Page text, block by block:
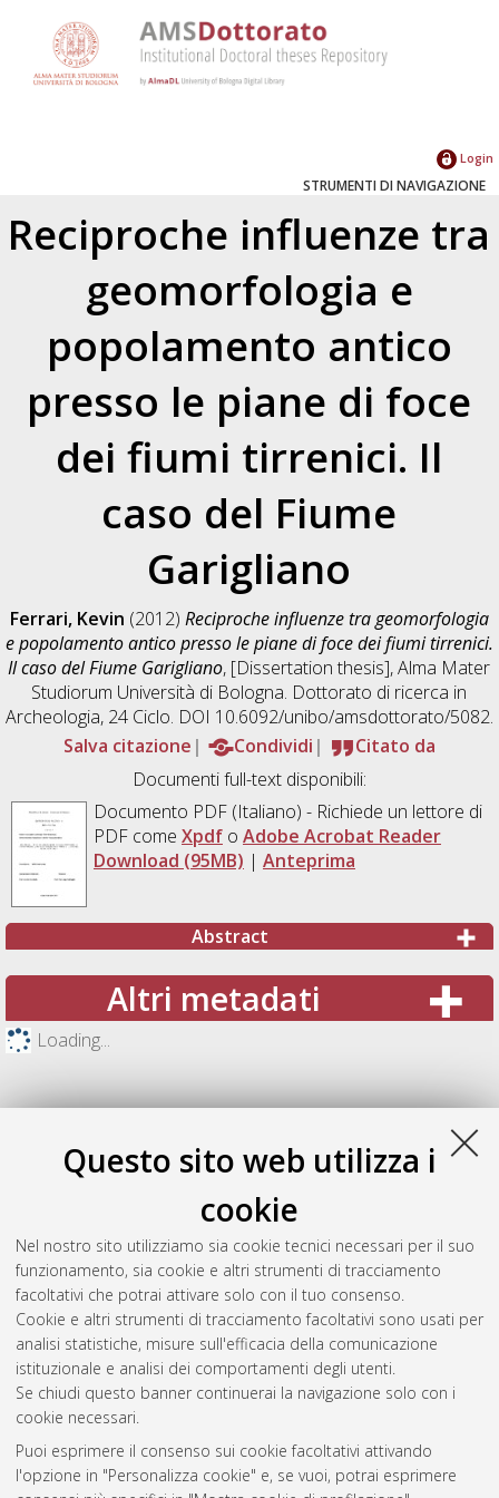
Questo sito web utilizza i
cookie
Nel nostro sito utilizziamo sia cookie tecnici necessari per il suo
funzionamento, sia cookie e altri strumenti di tracciamento
facoltativi che potrai attivare solo con il tuo consenso.
Cookie e altri strumenti di tracciamento facoltativi sono usati per
analisi statistiche, misure sull'efficacia della comunicazione
istituzionale e analisi dei comportamenti degli utenti.
Se chiudi questo banner continuerai la navigazione solo con i
cookie necessari.
Puoi esprimere il consenso sui cookie facoltativi attivando
l'opzione in "Personalizza cookie" e, se vuoi, potrai esprimere
Login
STRUMENTI DI NAVIGAZIONE
Reciproche influenze tra
geomorfologia e
popolamento antico
presso le piane di foce
dei fiumi tirrenici. Il
caso del Fiume
Garigliano
Ferrari, Kevin (2012) Reciproche influenze tra geomorfologia
e popolamento antico presso le piane di foce dei fiumi tirrenici.
Il caso del Fiume Garigliano, [Dissertation thesis], Alma Mater
Studiorum Università di Bologna. Dottorato di ricerca in
Archeologia, 24 Ciclo. DOI 10.6092/unibo/amsdottorato/5082.
Salva citazione
Condividi
Citato da
Documenti full-text disponibili:
Documento PDF(Italiano) - Richiede un lettore di
PDF come Xpdfo Adobe Acrobat Reader
Download (95MB) | Anteprima
Abstract
Altri metadati
Loading...
Gestione del documento:
Atom
Rss 1.0